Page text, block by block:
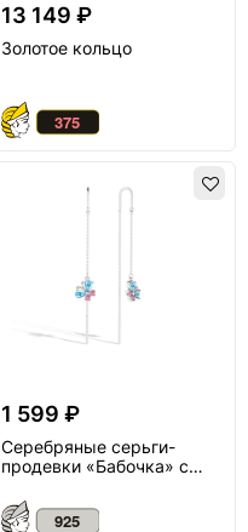
13 149 ₽
Золотое кольцо
1 599 ₽
Серебряные серьги-
продевки «Бабочка» с